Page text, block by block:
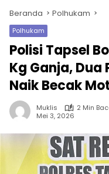
Beranda Polhukam
Polhukam
Polisi Tapsel
Kg Ganja, Dua
Naik Becak
Muklis
2 Min
Mei 3, 2026